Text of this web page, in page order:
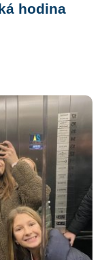
hodina